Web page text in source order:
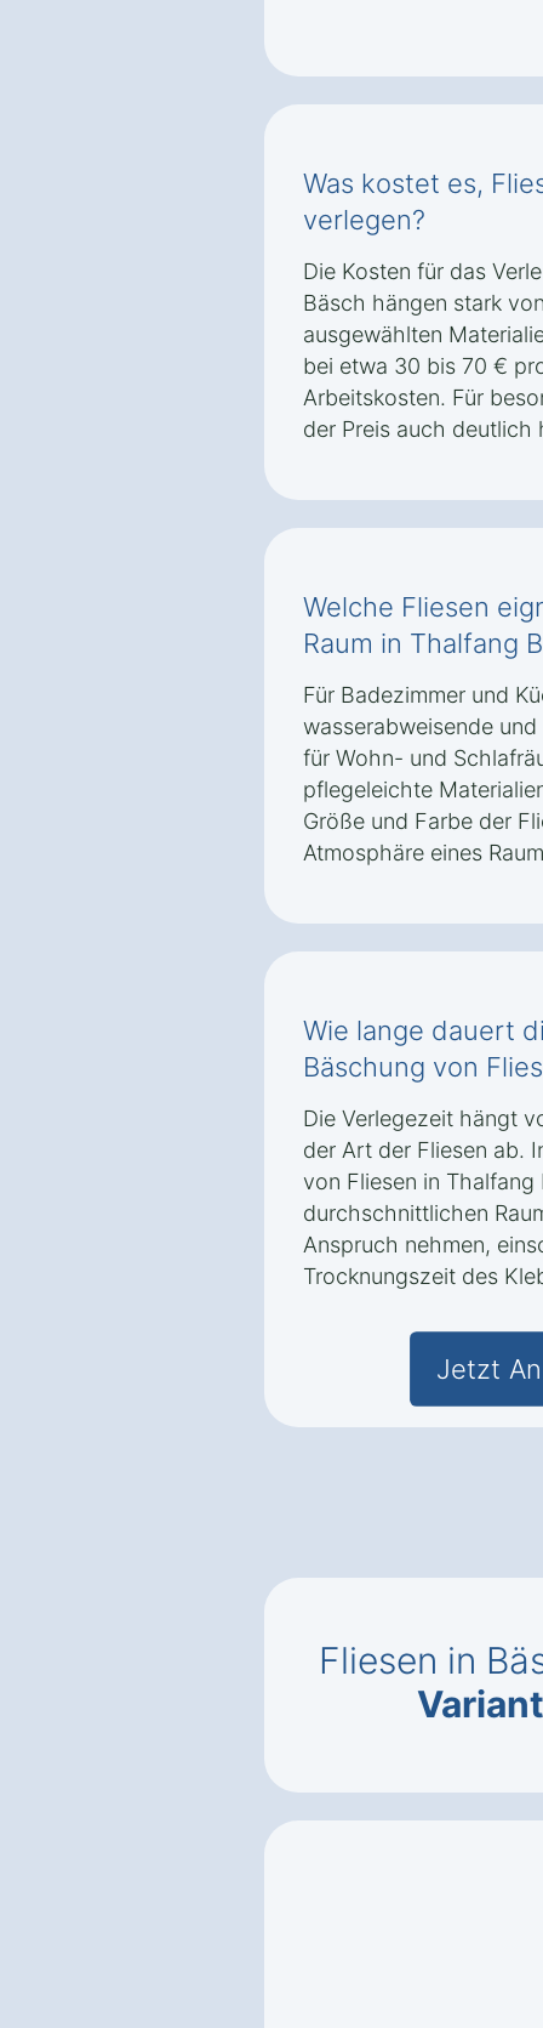
Was kostet es,
verlegen?
Die Kosten für das
Bäsch hängen stark
ausgewählten
bei etwa 30 bis 70 €
Arbeitskosten. Für
der Preis auch deutlich
Welche Fliesen
Raum in Thalfang
Für Badezimmer und
wasserabweisende
für Wohn- und
pflegeleichte
Größe und Farbe der
Atmosphäre eines
Wie lange dauert
Bäschung von
Die Verlegezeit hängt
der Art der Fliesen ab.
von Fliesen in Thalfang
durchschnittlichen
Anspruch nehmen,
Trocknungszeit des
Jetzt
Fliesen in